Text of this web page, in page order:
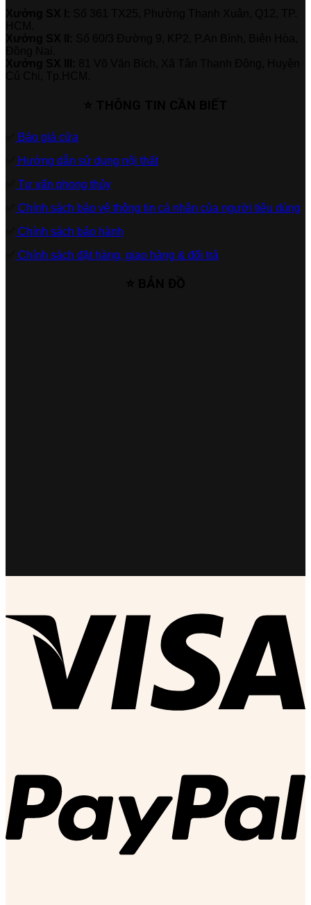
Báo giá cửa
Hướng dẫn sử dụng nội thất
Tư vấn phong thủy
Chính sách bảo vệ thông tin cá nhân của người tiêu dùng
Chính sách bảo hành
Chính sách đặt hàng, giao hàng & đổi trả